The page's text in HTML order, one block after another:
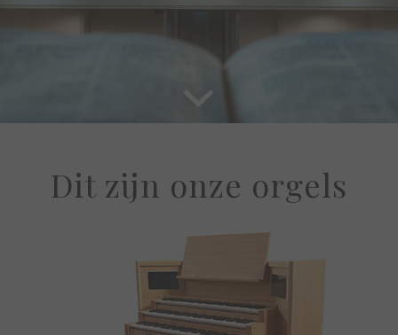
Dit zijn onze orgels